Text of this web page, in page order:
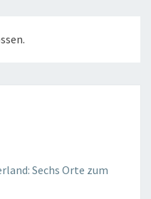
Sechs Orte zum